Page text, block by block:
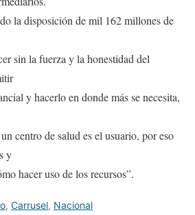
la disposición de mil 162 millones de
sin la fuerza y la honestidad del
y hacerlo en donde más se necesita,
centro de salud es el usuario, por eso
y
hacer uso de los recursos”.
, Carrusel, Nacional